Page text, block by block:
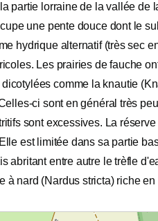
partie lorraine de la vallée de
une pente douce dont le
hydrique alternatif (très sec
Les prairies de fauche
comme la knautie
ci sont en général très
sont excessives. La
est limitée dans sa partie
abritant entre autre le trèfle
à nard (Nardus stricta) riche